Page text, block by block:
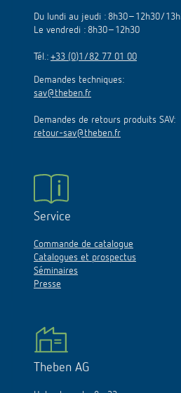
Du lundi au jeudi : 8h30–12h30/
Le vendredi : 8h30–12h30
Tél.: +33 (0)1/82 77 01 00
Demandes techniques:
sav@theben.fr
Demandes de retours produits SAV:
retour-sav@theben.fr
Service
Commande de catalogue
Catalogues et prospectus
Séminaires
Presse
Theben AG